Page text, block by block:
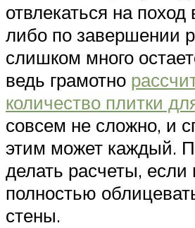
отвлекаться на поход
либо по завершении
слишком много
ведь грамотно
количество плитки
совсем не сложно, и
этим может каждый.
делать расчеты, если
полностью
стены.